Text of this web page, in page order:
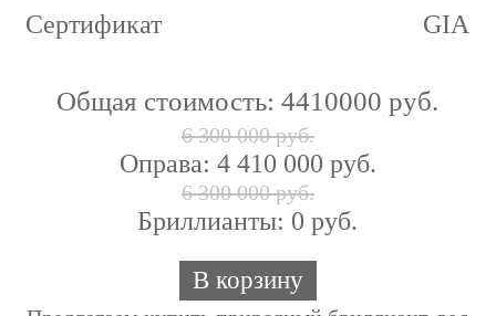
Сертификат
GIA
Общая стоимость:4410000 руб.
6 300 000 руб.
Оправа: 4 410 000 руб.
6 300 000 руб.
Бриллианты: 0 руб.
В корзину